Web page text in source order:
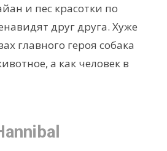
и пес красотки по
друг друга. Хуже
главного героя собака
а как человек в